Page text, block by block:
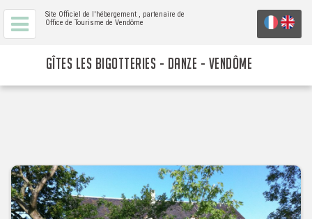
Site Officiel de l'hébergement , partenaire de
Office de Tourisme de Vendôme
GÎTES LES BIGOTTERIES - DANZE - VENDÔME